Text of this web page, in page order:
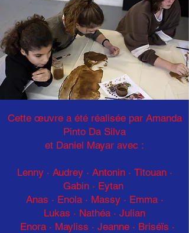
Cette œuvre a été réalisée par Amanda
Pinto Da Silva
et Daniel Mayar avec :
Lenny · Audrey · Antonin · Titouan ·
Gabin · Eytan
Anas · Enola · Massy · Emma ·
Lukas · Nathéa · Julian
Enora · Mayliss · Jeanne · Briséïs ·